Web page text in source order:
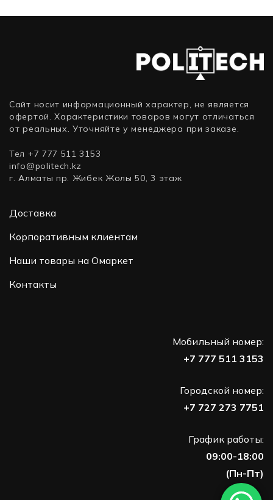
Гц)
Сайт носит информационный характер, не является
офертой. Характеристики товаров могут отличаться
от реальных. Уточняйте у менеджера при заказе.
Тел +7 777 511 3153
info@politech.kz
г. Алматы пр. Жибек Жолы 50, 3 этаж
Доставка
Корпоративным клиентам
Наши товары на Омаркет
Контакты
Мобильный номер:
+7 777 511 3153
Городской номер:
+7 727 273 7751
График работы:
09:00-18:00
(Пн-Пт)